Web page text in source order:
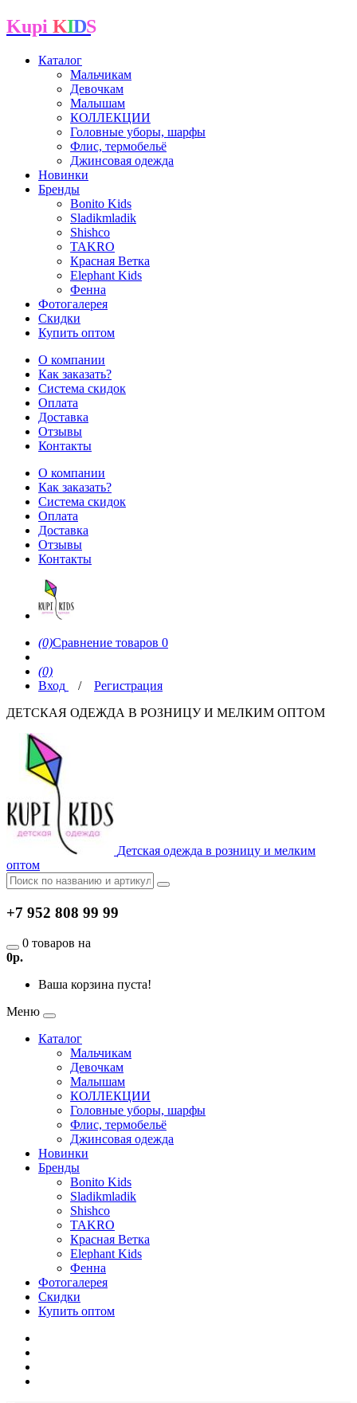
Kupi K I D S
Каталог
Мальчикам
Девочкам
Малышам
КОЛЛЕКЦИИ
Головные уборы, шарфы
Флис, термобельё
Джинсовая одежда
Новинки
Бренды
Bonito Kids
Sladikmladik
Shishco
TAKRO
Красная Ветка
Elephant Kids
Фенна
Фотогалерея
Скидки
Купить оптом
О компании
Как заказать?
Система скидок
Оплата
Доставка
Отзывы
Контакты
О компании
Как заказать?
Система скидок
Оплата
Доставка
Отзывы
Контакты
(0)Сравнение товаров 0
(0)
Вход
/
Регистрация
ДЕТСКАЯ ОДЕЖДА В РОЗНИЦУ И МЕЛКИМ ОПТОМ
Детская одежда в розницу и мелким
оптом
+7 952 808 99 99
0 товаров на
0р.
Ваша корзина пуста!
Меню
Каталог
Мальчикам
Девочкам
Малышам
КОЛЛЕКЦИИ
Головные уборы, шарфы
Флис, термобельё
Джинсовая одежда
Новинки
Бренды
Bonito Kids
Sladikmladik
Shishco
TAKRO
Красная Ветка
Elephant Kids
Фенна
Фотогалерея
Скидки
Купить оптом